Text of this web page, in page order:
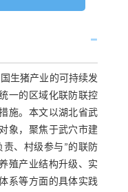
生猪产业的可持续发
一的区域化联防联控
施。本文以湖北省武
象，聚焦于武穴市建
、村级参与”的联防
殖产业结构升级、实
系等方面的具体实践